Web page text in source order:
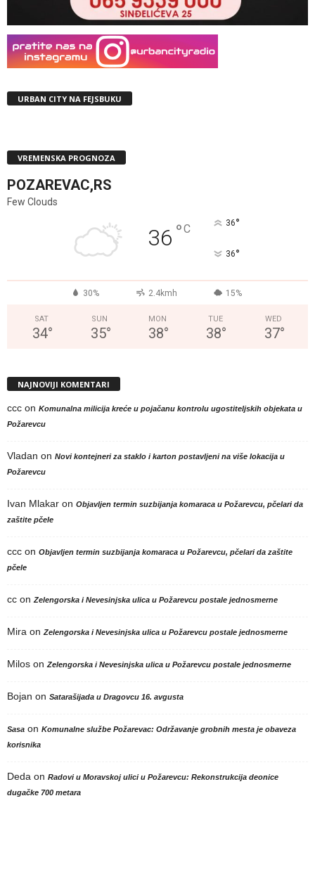
URBAN CITY NA FEJSBUKU
VREMENSKA PROGNOZA
POZAREVAC,RS
Few Clouds
36 °C 36°
36°
30% 2.4kmh 15%
SAT
34°
SUN
35°
MON
38°
TUE
38°
WED
37°
NAJNOVIJI KOMENTARI
ccc on Komunalna milicija kreće u pojačanu kontrolu ugostiteljskih objekata u
Požarevcu
Vladan on Novi kontejneri za staklo i karton postavljeni na više lokacija u
Požarevcu
Ivan Mlakar on Objavljen termin suzbijanja komaraca u Požarevcu, pčelari da
zaštite pčele
ccc on Objavljen termin suzbijanja komaraca u Požarevcu, pčelari da zaštite
pčele
cc on Zelengorska i Nevesinjska ulica u Požarevcu postale jednosmerne
Mira on Zelengorska i Nevesinjska ulica u Požarevcu postale jednosmerne
Milos on Zelengorska i Nevesinjska ulica u Požarevcu postale jednosmerne
Bojan on Satarašijada u Dragovcu 16. avgusta
Sasa on Komunalne službe Požarevac: Održavanje grobnih mesta je obaveza
korisnika
Deda on Radovi u Moravskoj ulici u Požarevcu: Rekonstrukcija deonice
dugačke 700 metara